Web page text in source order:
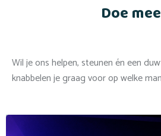
Doe
Wil je ons helpen, steunen én een
knabbelen je graag voor op welke